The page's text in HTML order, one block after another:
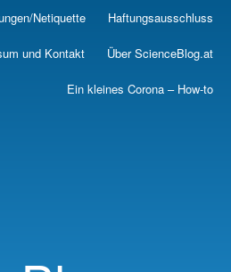
Skip
main
Netiquette Haftungsausschluss
und Kontakt Über ScienceBlog.at
Ein kleines Corona – How-to